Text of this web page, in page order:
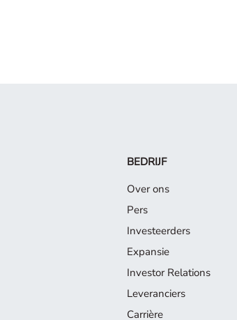
BEDRIJF
Over ons
Pers
Investeerders
Expansie
Investor Relations
Leveranciers
Carrière